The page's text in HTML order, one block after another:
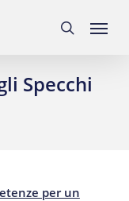
search
Menu
Specchi
per un